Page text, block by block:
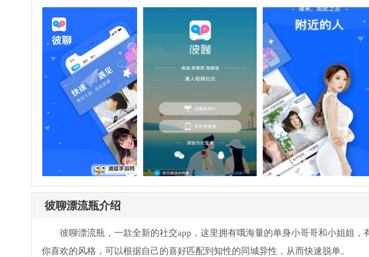
17.3.3.902587967-release-arm64-v8a
手机版
Gmail最新版本(谷歌邮
箱)
2026.05.04.911572269.Release手机版
中文
彼聊漂流瓶介绍
彼聊漂流瓶，一款全新的社交app，这里拥有哦海量的单身小哥哥和小姐姐
你喜欢的风格，可以根据自己的喜好匹配到知性的同城异性，从而快速脱单。